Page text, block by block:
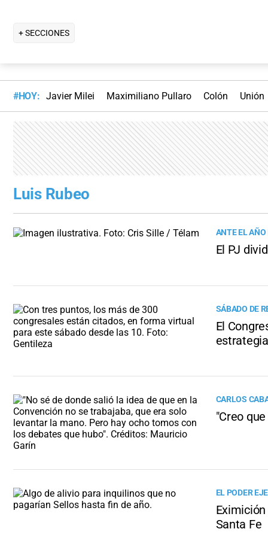
+ SECCIONES
#HOY: Javier Milei Maximiliano Pullaro Colón Unión
Luis Rubeo
ANTE EL
El PJ
SÁBADO DE
El
CARLOS
"Creo
EL PODER
Santa Fe